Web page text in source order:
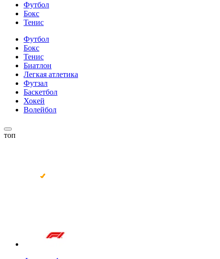
Футбол
Бокс
Тенис
Футбол
Бокс
Тенис
Биатлон
Легкая атлетика
Футзал
Баскетбол
Хокей
Волейбол
топ